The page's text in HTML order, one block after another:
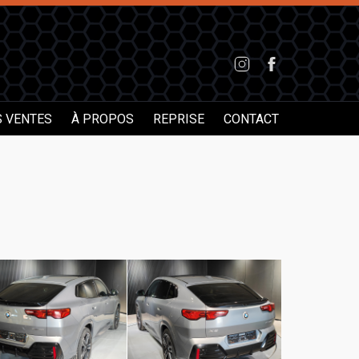
VENTES À PROPOS REPRISE CONTACT